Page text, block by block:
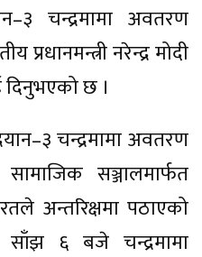
चन्द्रमामा अवतरण
नरेन्द्र मोदी
छ ।
चन्द्रमामा अवतरण
सञ्जालमार्फत
अन्तरिक्षमा पठाएको
साँझ ६ बजे चन्द्रमामा